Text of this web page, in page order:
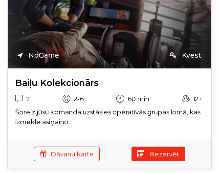
NoGame Kvest
Baiļu Kolekcionārs
2 2-6 60 min
12+
Šoreiz jūsu komanda uzstāsies operatīvās grupas lomā, kas
izmeklē asiņaino...
Dāvanu karte Rezervēt